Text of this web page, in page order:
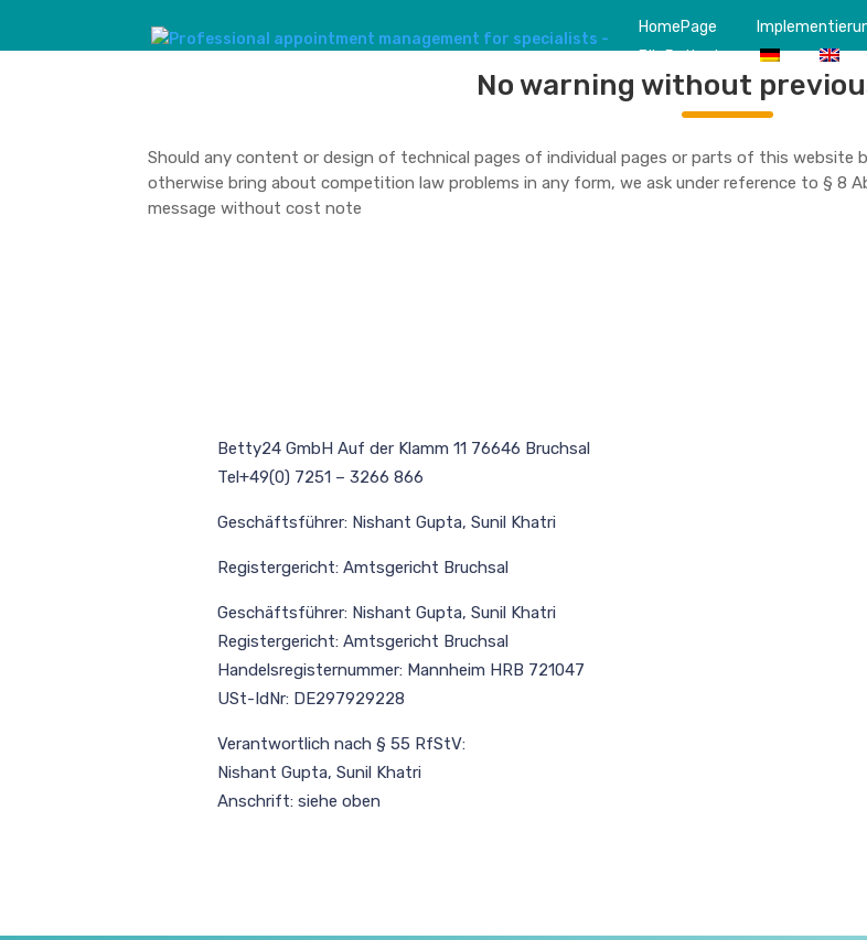
HomePage
Für Patient
No warning without
Should any content or design of technical pages of individual pages or parts of this
otherwise bring about competition law problems in any form, we ask under reference to § 8
message without cost note
Betty24 GmbH Auf der Klamm 11 76646 Bruchsal
Tel+49(0) 7251 – 3266 866
Geschäftsführer: Nishant Gupta, Sunil Khatri
Registergericht: Amtsgericht Bruchsal
Geschäftsführer: Nishant Gupta, Sunil Khatri
Registergericht: Amtsgericht Bruchsal
Handelsregisternummer: Mannheim HRB 721047
USt-IdNr: DE297929228
Verantwortlich nach § 55 RfStV:
Nishant Gupta, Sunil Khatri
Anschrift: siehe oben